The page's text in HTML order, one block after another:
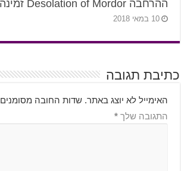
ההרחבה Desolation of Mordor זמינה כעת
10 במאי 2018
כתיבת תגובה
האימייל לא יוצג באתר. שדות החובה מסומנים
התגובה שלך *